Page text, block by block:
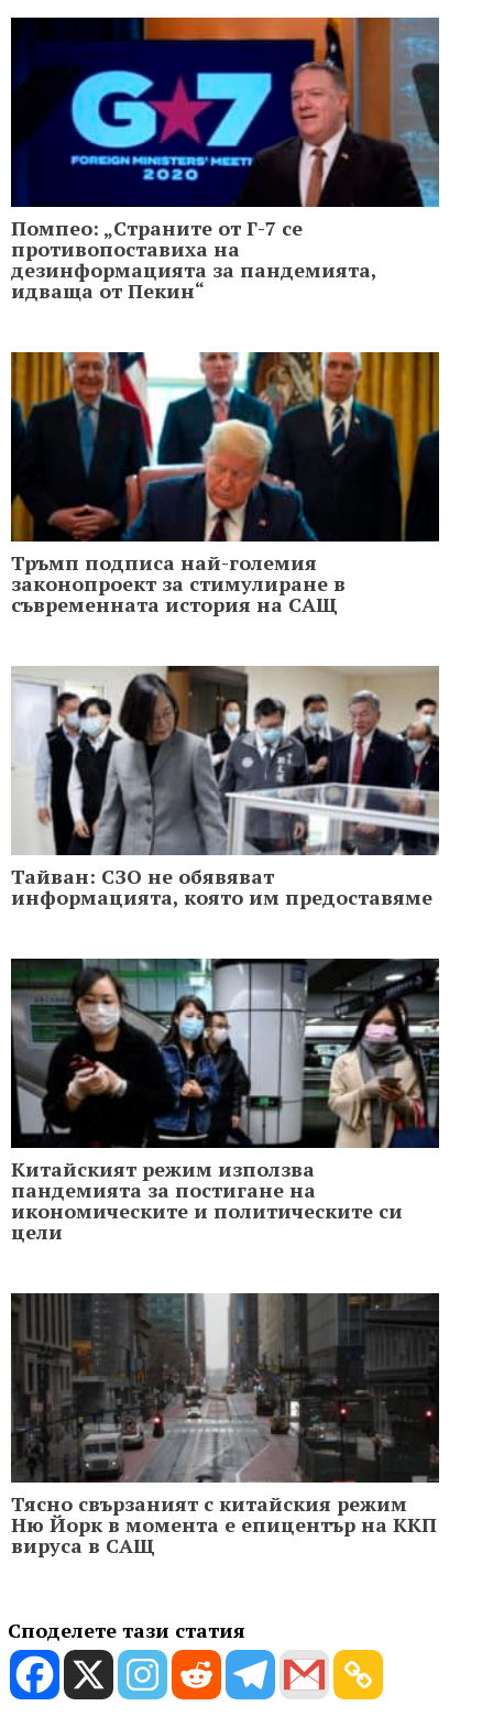
Помпео: „Страните от Г-7 се
противопоставиха на
дезинформацията за пандемията,
идваща от Пекин“
Тръмп подписа най-големия
законопроект за стимулиране в
съвременната история на САЩ
Тайван: СЗО не обявяват
информацията, която им предоставяме
Китайският режим използва
пандемията за постигане на
икономическите и политическите си
цели
Тясно свързаният с китайския режим
Ню Йорк в момента е епицентър на ККП
вируса в САЩ
Споделете тази статия